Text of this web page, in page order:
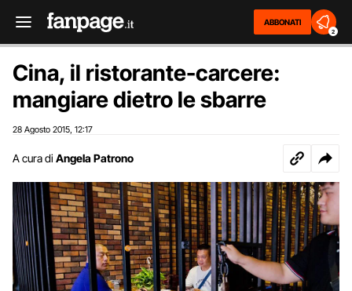
ABBONATI
2
Cina, il ristorante-carcere:
mangiare dietro le sbarre
28 Agosto 2015 12:17
A cura di Angela Patrono